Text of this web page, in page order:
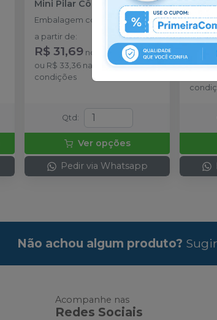
Mini Pilar Cônico HE-RP
Embalagem com 1 unidade.
a partir de:
R$ 31,69 no
Pix
ou R$ 33,36 nas demais
condições
Qtd :
Ver opções
Pedir via Whatsapp
Pilar
a
R$
Não achou algum produto?
Acompanhe nas
Redes Sociais